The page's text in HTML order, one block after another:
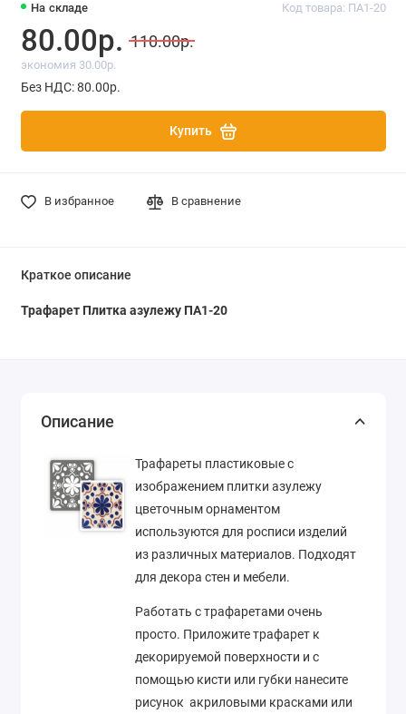
На складе Код товара: ПА1-20
80.00р. 110.00р.
экономия 30.00р.
Без НДС: 80.00р.
Купить
В избранное В сравнение
Краткое описание
Трафарет Плитка азулежу ПА1-20
Описание
Трафареты пластиковые с
изображением плитки азулежу
цветочным орнаментом
используются для росписи изделий
из различных материалов. Подходят
для декора стен и мебели.
Работать с трафаретами очень
просто. Приложите трафарет к
декорируемой поверхности и с
помощью кисти или губки нанесите
рисунок акриловыми красками или